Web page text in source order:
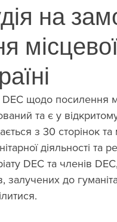
на
щодо посилення
та є у
з 30 сторінок
діяльності та
DEC та членів
залучених до